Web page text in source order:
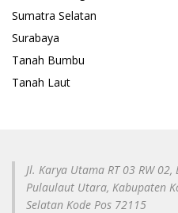
Sumatra Selatan
Surabaya
Tanah Bumbu
Tanah Laut
Jl. Karya Utama RT 03 RW
Pulaulaut Utara, Kabupaten
Selatan Kode Pos 72115